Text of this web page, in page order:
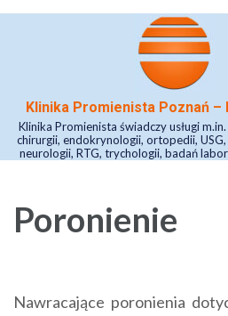
Skip
Enter)Klinika Promienista Poznań –
Klinika Promienista świadczy usługi
chirurgii, endokrynologii, ortopedii,
neurologii, RTG, trychologii, badań
Poronienie
Nawracające poronienia